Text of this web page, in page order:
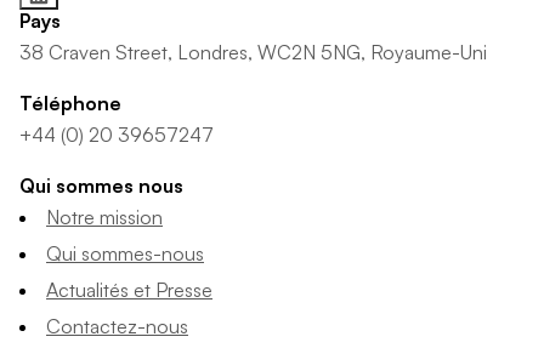
Pays
38 Craven Street, Londres, WC2N 5NG, Royaume-Uni
Téléphone
+44 (0) 20 39657247
Qui sommes nous
Notre mission
Qui sommes-nous
Actualités et Presse
Contactez-nous